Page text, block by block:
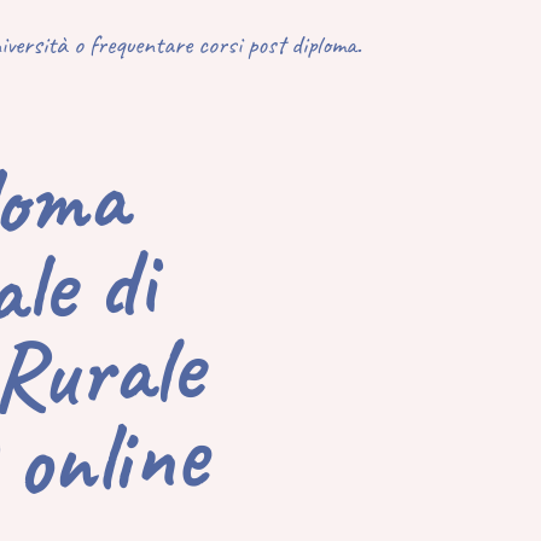
o frequentare corsi post diploma.
di